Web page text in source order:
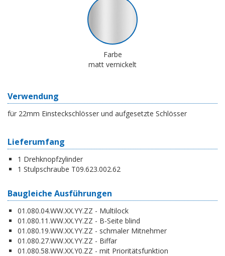
Farbe
matt vernickelt
Verwendung
für 22mm Einsteckschlösser und aufgesetzte Schlösser
Lieferumfang
1 Drehknopfzylinder
1 Stulpschraube T09.623.002.62
Baugleiche Ausführungen
01.080.04.WW.XX.YY.ZZ - Multilock
01.080.11.WW.XX.YY.ZZ - B-Seite blind
01.080.19.WW.XX.YY.ZZ - schmaler Mitnehmer
01.080.27.WW.XX.YY.ZZ - Biffar
01.080.58.WW.XX.Y0.ZZ - mit Prioritätsfunktion